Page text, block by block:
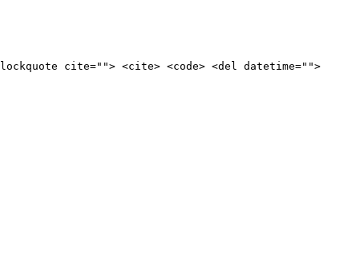
cite=""> <cite> <code> <del datetime="">